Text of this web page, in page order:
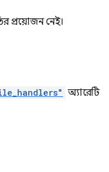
প্রয়োজন নেই।
অ্যারেটি